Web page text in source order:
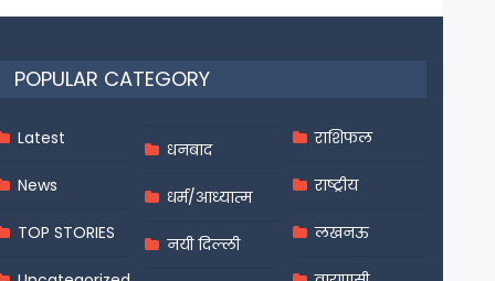
POPULAR CATEGORY
Latest
News
TOP STORIES
धनबाद
धर्म/आध्यात्म
नयी दिल्ली
राशिफल
राष्ट्रीय
लखनऊ